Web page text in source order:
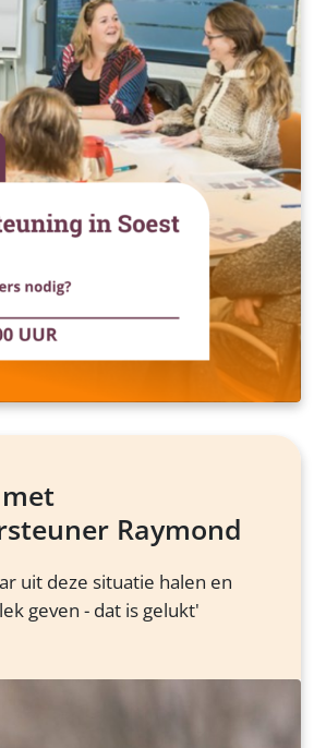
Raymond
uit deze situatie halen en
geven - dat is gelukt'